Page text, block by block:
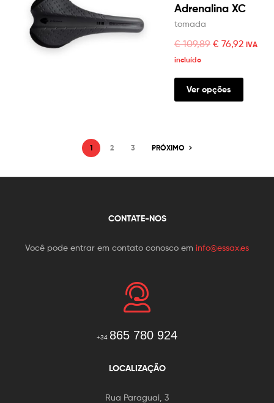
Adrenalina XC
tomada
€109,89 € 76,92 IVA
incluído
Ver opções
1 2 3 PRÓXIMO
CONTATE-NOS
Você pode entrar em contato conosco em info@essax.es
+34 865 780 924
LOCALIZAÇÃO
Rua Paraguai, 3